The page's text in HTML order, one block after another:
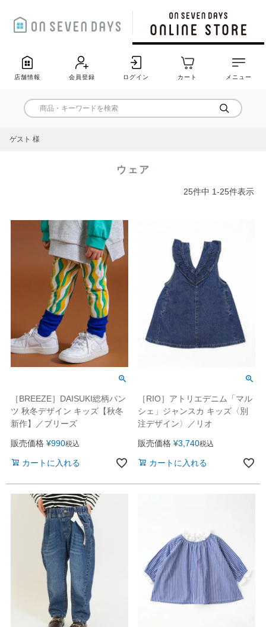
店舗情報 会員登録 ログイン カート メニュー
ゲスト 様
ウェア
25件中 1-25件表示
［BREEZE］DAISUKI総柄パン
ツ 秋冬デザイン キッズ【秋冬
新作】／ブリーズ
販売価格 ¥990税込
カートに入れる
［RIO］アトリエデニム「マル
シェ」ジャンスカ キッズ〈別
注デザイン〉／リオ
販売価格 ¥3,740税込
カートに入れる